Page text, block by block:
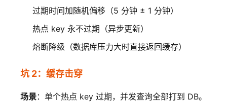
过期时间加随机偏移（5 分钟 ± 1 分钟）
热点 key 永不过期（异步更新）
熔断降级（数据库压力大时直接返回缓存）
坑 2：缓存击穿
场景：单个热点 key 过期，并发查询全部打到 DB。